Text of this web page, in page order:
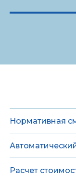
Нормативная
Расчет